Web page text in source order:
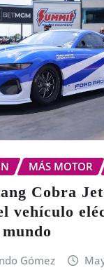
MÁS MOTOR
Cobra
vehículo
Gómez